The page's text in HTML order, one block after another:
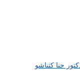
حنا كتناشو